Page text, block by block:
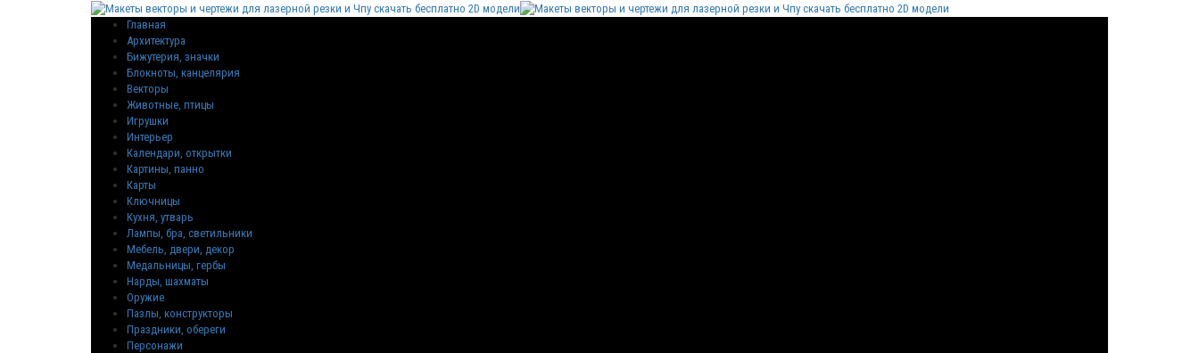
Главная
Архитектура
Бижутерия, значки
Блокноты, канцелярия
Векторы
Животные, птицы
Игрушки
Интерьер
Календари, открытки
Картины, панно
Карты
Ключницы
Кухня, утварь
Лампы, бра, светильники
Мебель, двери, декор
Медальницы, гербы
Нарды, шахматы
Оружие
Пазлы, конструкторы
Праздники, обереги
Персонажи